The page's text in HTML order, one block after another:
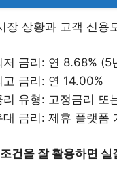
장 상황과 고객 신용
저 금리: 연 8.68% (5
고 금리: 연 14.00%
리 유형: 고정금리 또
대 금리: 제휴 플랫폼
건을 잘 활용하면 실